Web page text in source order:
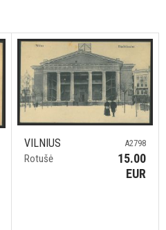
VILNIUS
Rotušė
A2798
15.00
EUR